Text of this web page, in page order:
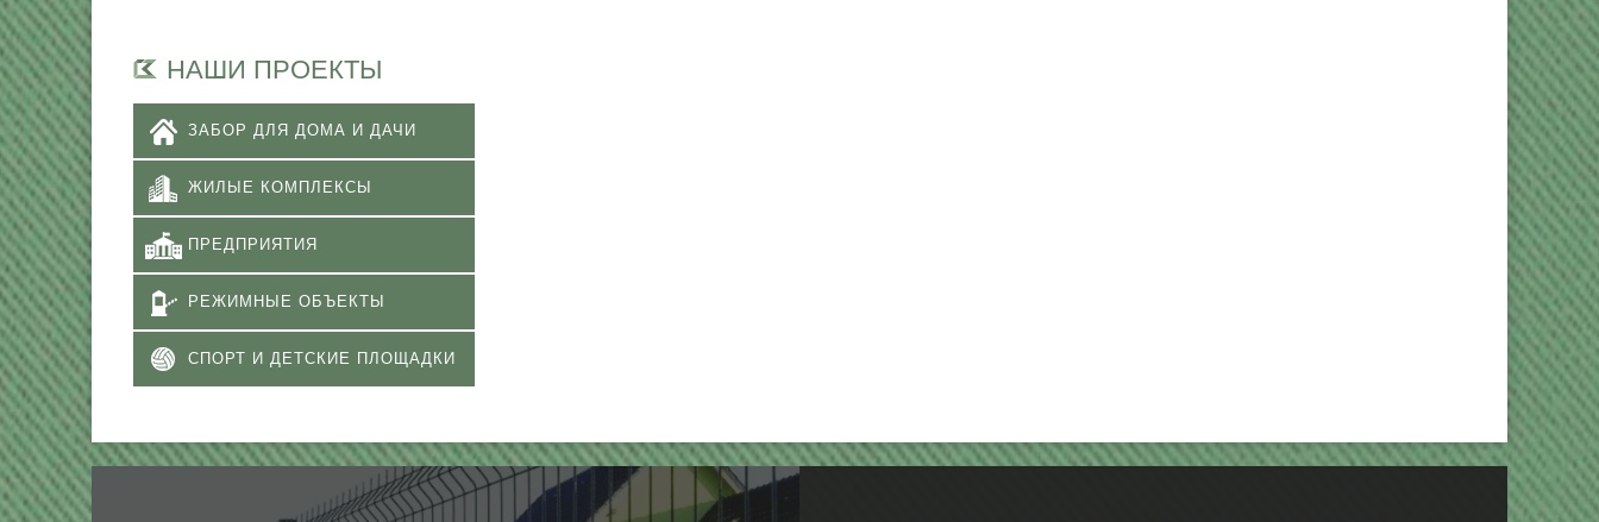
НАШИ ПРОЕКТЫ
ЗАБОР ДЛЯ ДОМА И ДАЧИ
ЖИЛЫЕ КОМПЛЕКСЫ
ПРЕДПРИЯТИЯ
РЕЖИМНЫЕ ОБЪЕКТЫ
СПОРТ И ДЕТСКИЕ ПЛОЩАДКИ